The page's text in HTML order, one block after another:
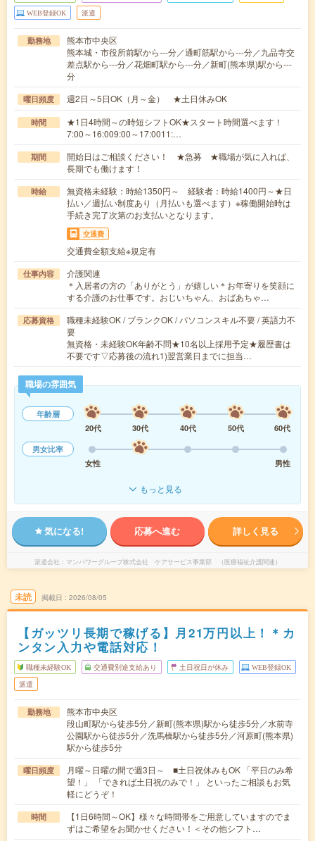
WEB登録OK 派遣
勤務地
熊本市中央区
熊本城・市役所前駅から---分／通町筋駅から---分／九品寺交
差点駅から---分／花畑町駅から---分／新町(熊本県)駅から---
分
曜日頻度 週2日～5日OK（月～金） ★土日休みOK
時間
★1日4時間～の時短シフトOK★スタート時間選べます！
7:00～16:009:00～17:0011:…
期間
開始日はご相談ください！ ★急募 ★職場が気に入れば、
長期でも働けます！
時給
無資格未経験：時給1350円～ 経験者：時給1400円～★日
払い／週払い制度あり（月払いも選べます）※稼働開始時は
手続き完了次第のお支払いとなります。
交通費
交通費全額支給※規定有
仕事内容
介護関連
＊入居者の方の「ありがとう」が嬉しい＊お年寄りを笑顔に
する介護のお仕事です。おじいちゃん、おばあちゃ…
応募資格
職種未経験OK / ブランクOK / パソコンスキル不要 / 英語力不
要
無資格・未経験OK年齢不問★10名以上採用予定★履歴書は
不要です▽応募後の流れ1)翌営業日までに担当…
職場の雰囲気
年齢層
20代
30代 40代 50代
60代
男女比率
女性
男性
もっと見る
気になる! 応募へ進む 詳しく見る
派遣会社 マンパワーグループ株式会社 ケアサービス事業部 （医療福祉介護関連）
未読 掲載日 2026/08/05
【ガッツリ長期で稼げる】月21万円以上！＊カ
ンタン入力や電話対応！
職種未経験OK 交通費別途支給あり 土日祝日が休み WEB登録OK
派遣
勤務地
熊本市中央区
段山町駅から徒歩5分／新町(熊本県)駅から徒歩5分／水前寺
公園駅から徒歩5分／洗馬橋駅から徒歩5分／河原町(熊本県)
駅から徒歩5分
曜日頻度
月曜～日曜の間で週3日～ ■土日祝休みもOK 「平日のみ希
望！」 「できれば土日祝のみで！」 といったご相談もお気
軽にどうぞ！
時間
【1日6時間～OK】様々な時間帯をご用意していますのでま
ずはご希望をお聞かせください！＜その他シフト…